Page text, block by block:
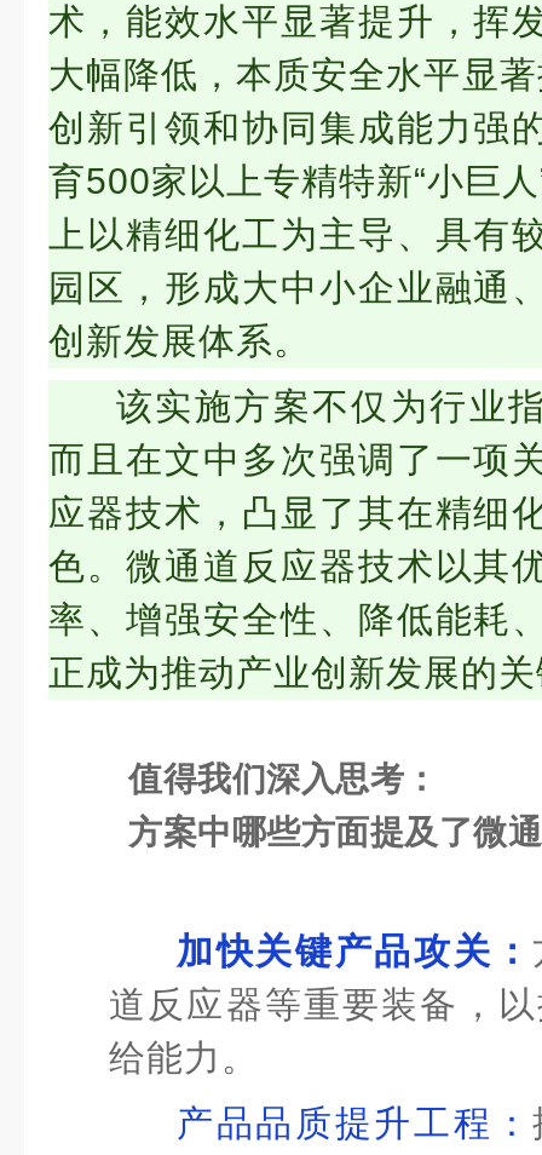
术，能效水平显著提升，挥
大幅降低，本质安全水平显
创新引领和协同集成能力强
育500家以上专精特新“小巨
上以精细化工为主导、具有
园区，形成大中小企业融通
创新发展体系。
该实施方案不仅为行业
而且在文中多次强调了 一项
应器技术，凸显了其在精细
色。微通道反应器技术以其
率、增强安全性、降低能耗
正成为推动产业创新发展的
值得我们深入思考：
方案中哪些方面提及了微
加快关键产品攻关：
道反应器等重要装备，
给能力。
产品品质提升工程：